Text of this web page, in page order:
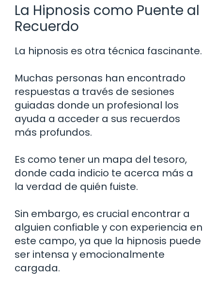
La Hipnosis como Puente al
Recuerdo
La hipnosis es otra técnica fascinante.
Muchas personas han encontrado
respuestas a través de sesiones
guiadas donde un profesional los
ayuda a acceder a sus recuerdos
más profundos.
Es como tener un mapa del tesoro,
donde cada indicio te acerca más a
la verdad de quién fuiste.
Sin embargo, es crucial encontrar a
alguien confiable y con experiencia en
este campo, ya que la hipnosis puede
ser intensa y emocionalmente
cargada.